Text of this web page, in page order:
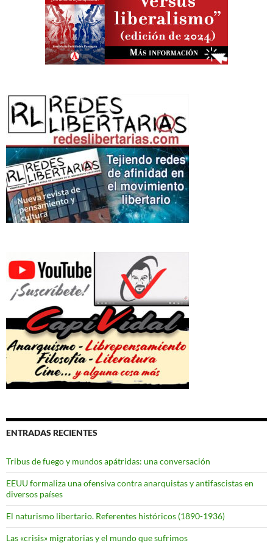
ENTRADAS RECIENTES
Tribus de fuego y mundos apátridas: una conversación
EEUU formaliza una ofensiva contra anarquistas y antifascistas en
diversos países
El naturismo libertario. Referentes históricos (1890-1936)
Las «crisis» migratorias y el mundo que sufrimos